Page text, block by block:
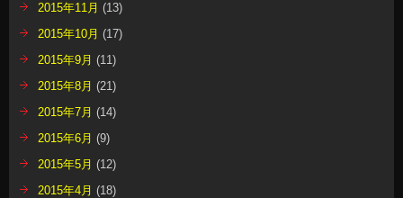
2015年11月 (13)
2015年10月 (17)
2015年9月 (11)
2015年8月 (21)
2015年7月 (14)
2015年6月 (9)
2015年5月 (12)
2015年4月 (18)